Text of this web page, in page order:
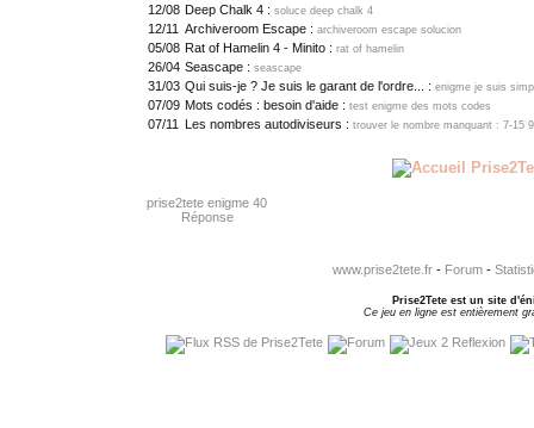
12/08 Deep Chalk 4 : soluce deep chalk 4
12/11 Archiveroom Escape : archiveroom escape solucion
05/08 Rat of Hamelin 4 - Minito : rat of hamelin
26/04 Seascape : seascape
31/03 Qui suis-je ? Je suis le garant de l'ordre... : enigme je suis
07/09 Mots codés : besoin d'aide : test enigme des mots codes
07/11 Les nombres autodiviseurs : trouver le nombre manquant : 7-15
prise2tete enigme 40
Réponse
www.prise2tete.fr- Forum-
Prise2Tete est un site
Ce jeu en ligne est entièrement